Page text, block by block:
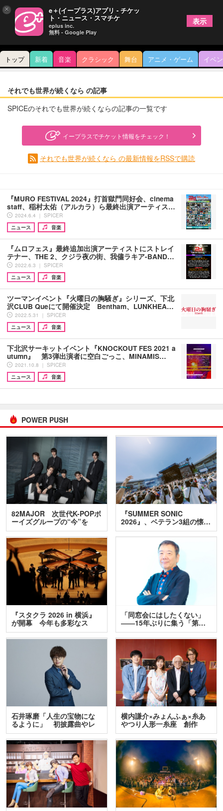
トップ 新着 音楽 クラシック 舞台 アニメ・ゲーム イベ
それでも世界が続くなら の記事
SPICEのそれでも世界が続くならの記事の一覧です
イープラスでチケット情報をチェック！
それでも世界が続くなら の最新情報をRSSで購読
『MURO FESTIVAL 2024』打首獄門同好会、cinema
staff、稲村太佑（アルカラ）ら最終出演アーティス…
2024.6.4 ｜ SPICER
ニュース
音楽
『ムロフェス』最終追加出演アーティストにストレイ
テナー、THE 2、クジラ夜の街、我儘ラキア-BAND…
2022.6.3 ｜ SPICER
ニュース
音楽
ツーマンイベント『火曜日の胸騒ぎ』シリーズ、下北
沢CLUB Queにて開催決定 Bentham、LUNKHEA…
2022.5.31 ｜ SPICER
ニュース
音楽
下北沢サーキットイベント『KNOCKOUT FES 2021 a
utumn』 第3弾出演者に空白ごっこ、MINAMIS…
2021.10.8 ｜ SPICER
ニュース
音楽
POWER PUSH
82MAJOR 次世代K-POPボ
ーイズグループの“今”を
訊…
『SUMMER SONIC
2026』、ベテラン3組の懐…
『スタクラ 2026 in 横浜』
が開幕 今年も多彩なス
テ…
「同窓会にはしたくない」
――15年ぶりに集う「第…
石井琢磨「人生の宝物にな
るように」 初披露曲やレ
ア…
横内謙介×みょんふぁ×糸あ
やつり人形一糸座 創作
人…
× e＋(イープラス)アプリ - チケッ
ト・ニュース・スマチケ
eplus inc.
無料 - Google Play
表示